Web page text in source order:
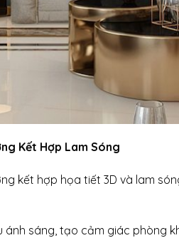
Kết Hợp Lam Sóng
kết hợp họa tiết 3D và lam
ánh sáng, tạo cảm giác phòng